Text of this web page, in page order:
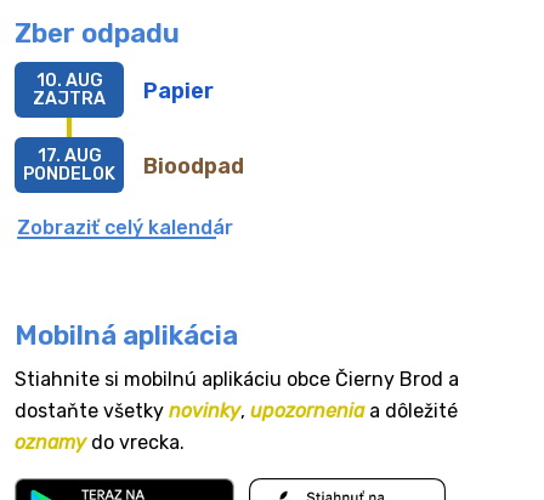
Zber odpadu
Papier
10. AUG
ZAJTRA
Bioodpad
17. AUG
PONDELOK
Zobraziť celý kalendár
Mobilná aplikácia
Stiahnite si mobilnú aplikáciu obce Čierny Brod a
dostaňte všetky novinky, upozorneniaa dôležité
oznamydo vrecka.